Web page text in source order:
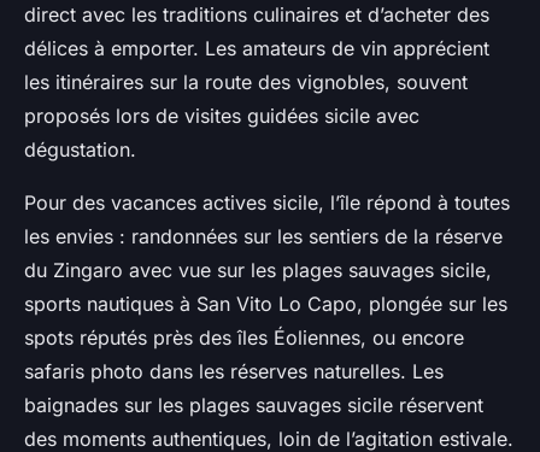
direct avec les traditions culinaires et d’acheter des
délices à emporter. Les amateurs de vin apprécient
les itinéraires sur la route des vignobles, souvent
proposés lors de visites guidées sicile avec
dégustation.
Pour des vacances actives sicile, l’île répond à toutes
les envies : randonnées sur les sentiers de la réserve
du Zingaro avec vue sur les plages sauvages sicile,
sports nautiques à San Vito Lo Capo, plongée sur les
spots réputés près des îles Éoliennes, ou encore
safaris photo dans les réserves naturelles. Les
baignades sur les plages sauvages sicile réservent
des moments authentiques, loin de l’agitation estivale.